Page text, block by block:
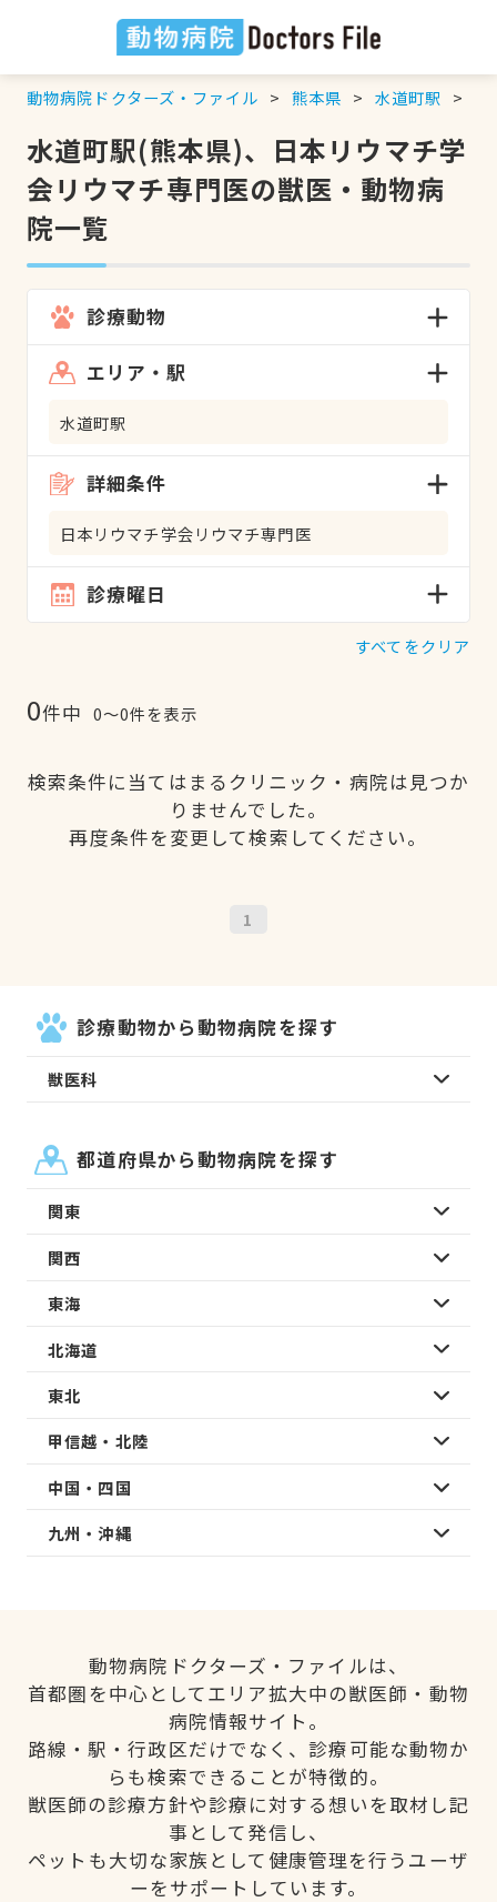
動物病院ドクターズ・ファイル 熊本県 水道町駅
水道町駅(熊本県)、日本リウマチ学
会リウマチ専門医の獣医・動物病
院一覧
診療動物
エリア・駅
水道町駅
詳細条件
日本リウマチ学会リウマチ専門医
診療曜日
すべてをクリア
0件中 0〜0件を表示
検索条件に当てはまるクリニック・病院は見つか
りませんでした。
再度条件を変更して検索してください。
1
診療動物から動物病院を探す
獣医科
都道府県から動物病院を探す
関東
関西
東海
北海道
東北
甲信越・北陸
中国・四国
九州・沖縄
動物病院ドクターズ・ファイルは、
首都圏を中心としてエリア拡大中の獣医師・動物
病院情報サイト。
路線・駅・行政区だけでなく、診療可能な動物か
らも検索できることが特徴的。
獣医師の診療方針や診療に対する想いを取材し記
事として発信し、
ペットも大切な家族として健康管理を行うユーザ
ーをサポートしています。